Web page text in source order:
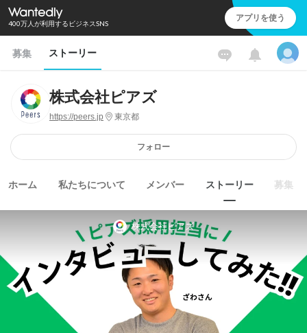
400万人が利用するビジネスSNS アプリを使う
募集 ストーリー
株式会社ピアズ
https://peers.jp 東京都
フォロー
ホーム 私たちについて メンバー ストーリー 募集
株式会社ピアズ